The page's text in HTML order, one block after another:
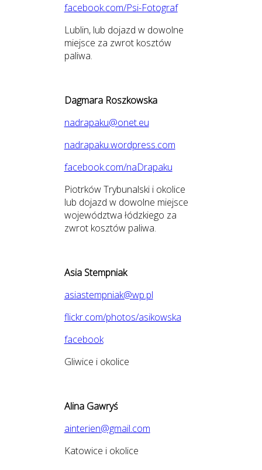
facebook.com/Psi-Fotograf
Lublin, lub dojazd w dowolne
miejsce za zwrot kosztów
paliwa.
Dagmara Roszkowska
nadrapaku@onet.eu
nadrapaku.wordpress.com
facebook.com/naDrapaku
Piotrków Trybunalski i okolice
lub dojazd w dowolne miejsce
województwa łódzkiego za
zwrot kosztów paliwa.
Asia Stempniak
asiastempniak@wp.pl
flickr.com/photos/asikowska
facebook
Gliwice i okolice
Alina Gawryś
ainterien@gmail.com
Katowice i okolice